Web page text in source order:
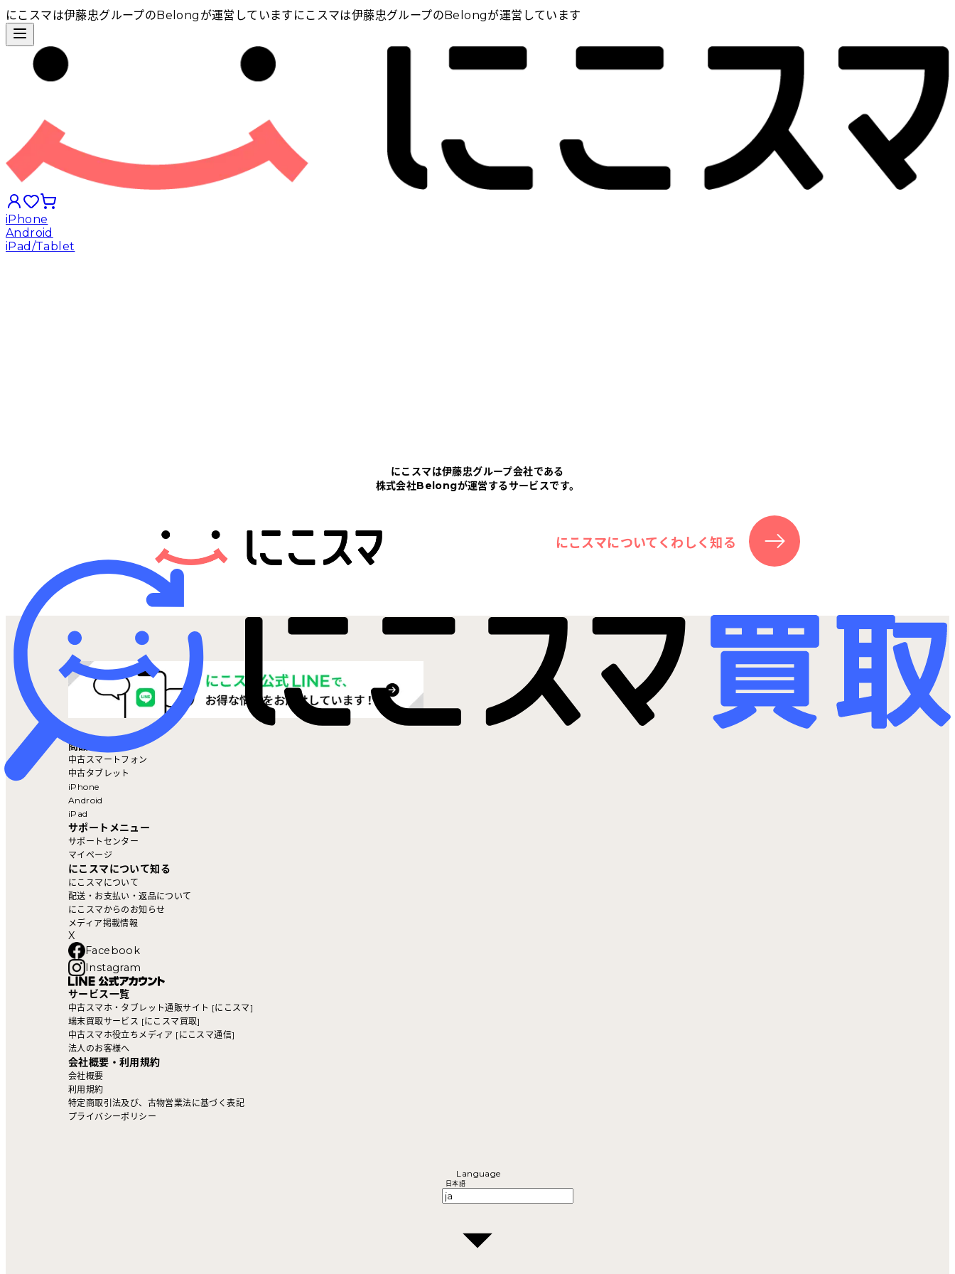
にこスマは伊藤忠グループのBelongが運営しています にこスマは伊藤忠グループのBelongが運営しています
iPhone
Android
iPad/Tablet
ニュース
にこスマ通信
マイページ
にこスマは伊藤忠グループ会社である
株式会社Belongが運営するサービスです。
にこスマについてくわしく知る
商品を探す
中古スマートフォン
中古タブレット
iPhone
Android
iPad
サポートメニュー
サポートセンター
マイページ
にこスマについて知る
にこスマについて
配送・お支払い・返品について
にこスマからのお知らせ
メディア掲載情報
X
Facebook
Instagram
サービス一覧
中古スマホ・タブレット通販サイト [にこスマ]
端末買取サービス [にこスマ買取]
中古スマホ役立ちメディア [にこスマ通信]
法人のお客様へ
会社概要・利用規約
会社概要
利用規約
特定商取引法及び、古物営業法に基づく表記
プライバシーポリシー
Language
日本語